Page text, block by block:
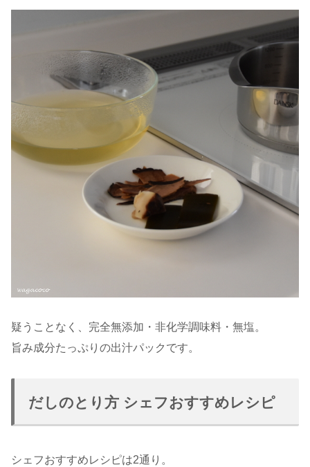
疑うことなく、完全無添加・非化学調味料・無塩。
旨み成分たっぷりの出汁パックです。
だしのとり方 シェフおすすめレシピ
シェフおすすめレシピは2通り。